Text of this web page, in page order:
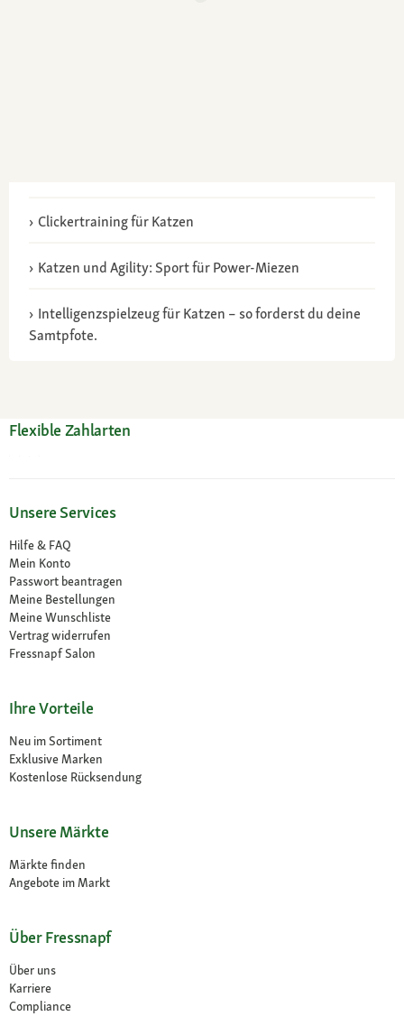
Clickertraining für Katzen
Katzen und Agility: Sport für Power-Miezen
Intelligenzspielzeug für Katzen – so forderst du deine
Samtpfote.
Flexible Zahlarten
Unsere Services
Hilfe & FAQ
Mein Konto
Passwort beantragen
Meine Bestellungen
Meine Wunschliste
Vertrag widerrufen
Fressnapf Salon
Ihre Vorteile
Neu im Sortiment
Exklusive Marken
Kostenlose Rücksendung
Unsere Märkte
Märkte finden
Angebote im Markt
Über Fressnapf
Über uns
Karriere
Compliance